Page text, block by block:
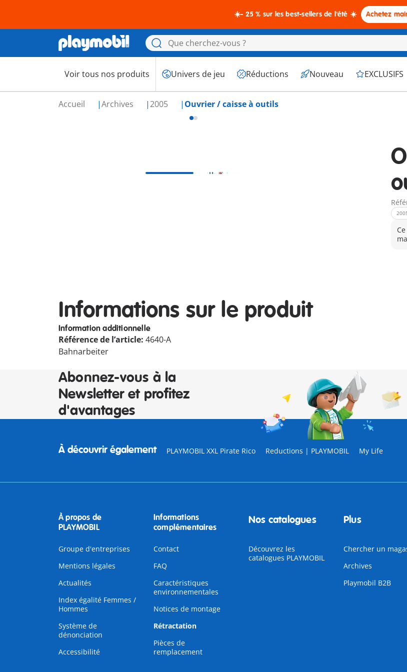
☀️- 25 % sur les best-sellers de l'été ☀️ Achetez
Voir tous nos produits Univers de jeu Réductions Nouveau EXCLUSIFS
Accueil Archives 2005 Ouvrier / caisse à outils
Informations sur le produit
Information additionnelle
Référence de l’article: 4640-A
Bahnarbeiter
Abonnez-vous à la
Newsletter et profitez
d'avantages
À découvrir également PLAYMOBIL XXL Pirate Rico Reductions | PLAYMOBIL My Life
À propos de
PLAYMOBIL
Groupe d'entreprises
Mentions légales
Actualités
Index égalité Femmes /
Hommes
Système de
dénonciation
Accessibilité
Informations
complémentaires
Contact
FAQ
Caractéristiques
environnementales
Notices de montage
Rétractation
Pièces de
remplacement
Nos catalogues
Découvrez les
catalogues PLAYMOBIL
Plus
Chercher un
Archives
Playmobil B2B